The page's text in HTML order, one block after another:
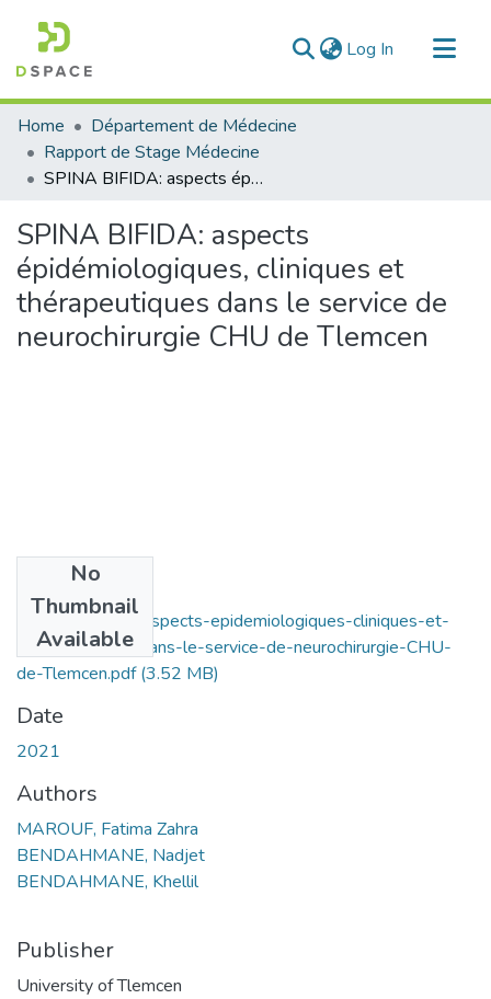
Log In (current)
Communities & Collections
All of DSpace
Statistics
Home
Département de Médecine
Rapport de Stage Médecine
SPINA BIFIDA: aspects épidémiologiques, cliniques et thérapeutiques dans le service de neurochirurgie CHU de Tlemcen
SPINA BIFIDA: aspects
épidémiologiques, cliniques et
thérapeutiques dans le service de
neurochirurgie CHU de Tlemcen
No
Thumbnail
Available
SPINA-BIFIDA-aspects-epidemiologiques-cliniques-et-
therapeutiques-dans-le-service-de-neurochirurgie-CHU-
de-Tlemcen.pdf(3.52 MB)
Date
2021
Authors
MAROUF, Fatima Zahra
BENDAHMANE, Nadjet
BENDAHMANE, Khellil
Publisher
University of Tlemcen